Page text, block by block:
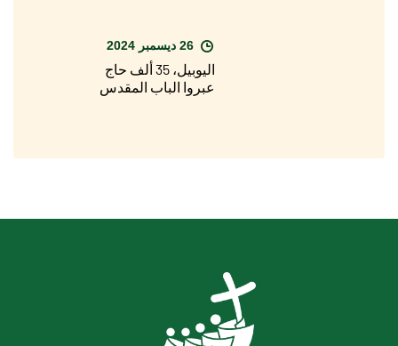
حول العالم
اليوبيل، 35 ألف حاج
عبروا الباب المقدس